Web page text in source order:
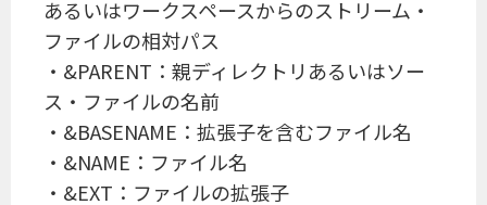
あるいはワークスペースからのストリーム・
ファイルの相対パス
・&PARENT：親ディレクトリあるいはソー
ス・ファイルの名前
・&BASENAME：拡張子を含むファイル名
・&NAME：ファイル名
・&EXT：ファイルの拡張子